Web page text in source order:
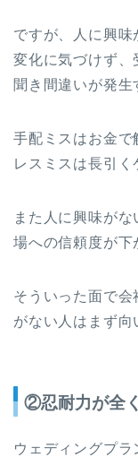
ですが、人に興
変化に気づけず、
聞き間違いが発生
手配ミスはお金で
レスミスは長引く
また人に興味が
場への信頼度が下
そういった面で
がない人はまず向
②忍耐力が全
ウェディングプ